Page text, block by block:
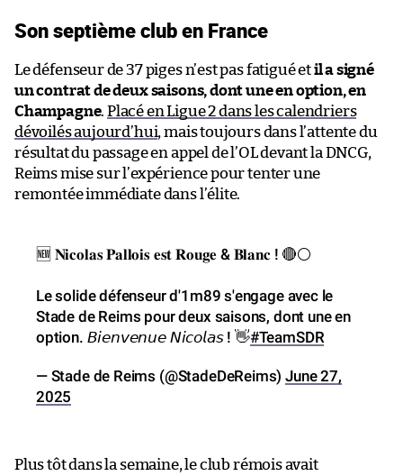
Son septième club en France
Le défenseur de 37 piges n’est pas fatigué etil a signé
un contrat de deux saisons, dont une en option, en
Champagne.Placé en Ligue 2 dans les calendriers
dévoilés aujourd’hui, mais toujours dans l’attente du
résultat du passage en appel de l’OL devant la DNCG,
Reims mise sur l’expérience pour tenter une
remontée immédiate dans l’élite.
🆕 𝐍𝐢𝐜𝐨𝐥𝐚𝐬 𝐏𝐚𝐥𝐥𝐨𝐢𝐬 𝐞𝐬𝐭 𝐑𝐨𝐮𝐠𝐞 & 𝐁𝐥𝐚𝐧𝐜 ! 🔴⚪️
Le solide défenseur d'1m89 s'engage avec le
Stade de Reims pour deux saisons, dont une en
option. 𝘉𝘪𝘦𝘯𝘷𝘦𝘯𝘶𝘦 𝘕𝘪𝘤𝘰𝘭𝘢𝘴 ! 👋#TeamSDR
— Stade de Reims (@StadeDeReims)June 27,
2025
Plus tôt dans la semaine, le club rémois avait